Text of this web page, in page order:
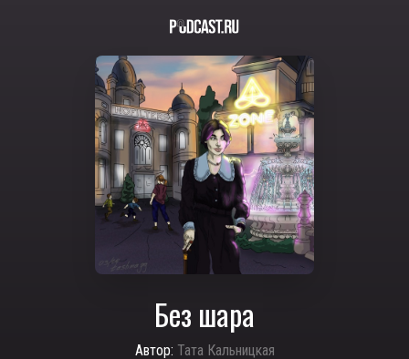
Без шара
Автор: Тата Кальницкая